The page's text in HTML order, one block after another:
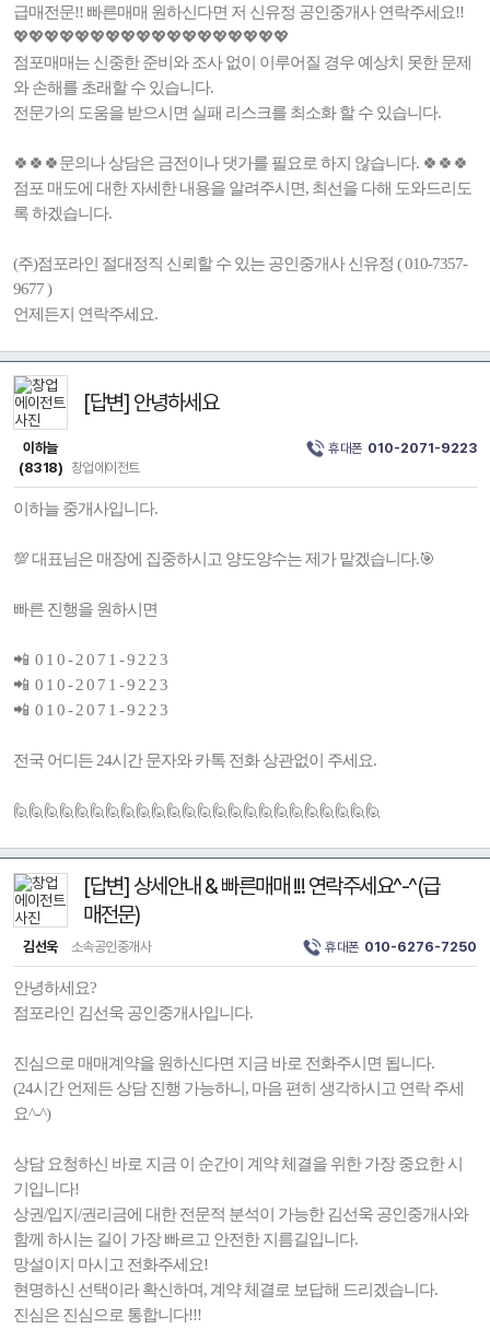
급매전문!! 빠른매매 원하신다면 저 신유정 공인중개사 연락주세요!!
💖💖💖💖💖💖💖💖💖💖💖💖💖💖💖💖💖💖
점포매매는 신중한 준비와 조사 없이 이루어질 경우 예상치 못한 문제
와 손해를 초래할 수 있습니다.
전문가의 도움을 받으시면 실패 리스크를 최소화 할 수 있습니다.
🍀🍀🍀문의나 상담은 금전이나 댓가를 필요로 하지 않습니다. 🍀🍀🍀
점포 매도에 대한 자세한 내용을 알려주시면, 최선을 다해 도와드리도
록 하겠습니다.
(주)점포라인 절대정직 신뢰할 수 있는 공인중개사 신유정 ( 010-7357-
9677 )
언제든지 연락주세요.
[답변] 안녕하세요
이하늘
(8318) 창업에이전트
휴대폰 010-2071-9223
이하늘 중개사입니다.
💯 대표님은 매장에 집중하시고 양도양수는 제가 맡겠습니다.🎯
빠른 진행을 원하시면
📲 0 1 0 - 2 0 7 1 - 9 2 2 3
📲 0 1 0 - 2 0 7 1 - 9 2 2 3
📲 0 1 0 - 2 0 7 1 - 9 2 2 3
전국 어디든 24시간 문자와 카톡 전화 상관없이 주세요.
🙋🙋🙋🙋🙋🙋🙋🙋🙋🙋🙋🙋🙋🙋🙋🙋🙋🙋🙋🙋🙋🙋🙋🙋
[답변] 상세안내 & 빠른매매 !!! 연락주세요^-^(급
매전문)
김선욱 소속공인중개사 휴대폰 010-6276-7250
안녕하세요?
점포라인 김선욱 공인중개사입니다.
진심으로 매매계약을 원하신다면 지금 바로 전화주시면 됩니다.
(24시간 언제든 상담 진행 가능하니, 마음 편히 생각하시고 연락 주세
요^-^)
상담 요청하신 바로 지금 이 순간이 계약 체결을 위한 가장 중요한 시
기입니다!
상권/입지/권리금에 대한 전문적 분석이 가능한 김선욱 공인중개사와
함께 하시는 길이 가장 빠르고 안전한 지름길입니다.
망설이지 마시고 전화주세요!
현명하신 선택이라 확신하며, 계약 체결로 보답해 드리겠습니다.
진심은 진심으로 통합니다!!!